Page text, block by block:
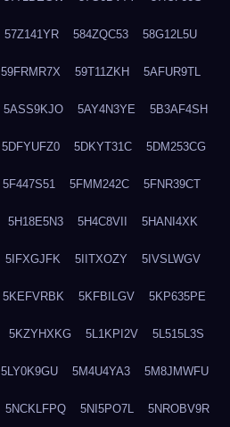
57Z141YR 584ZQC53 58G12L5U
59FRMR7X 59T11ZKH 5AFUR9TL
5ASS9KJO 5AY4N3YE 5B3AF4SH
5DFYUFZ0 5DKYT31C 5DM253CG
5F447S51 5FMM242C 5FNR39CT
5H18E5N3 5H4C8VII 5HANI4XK
5IFXGJFK 5IITXOZY 5IVSLWGV
5KEFVRBK 5KFBILGV 5KP635PE
5KZYHXKG 5L1KPI2V 5L515L3S
5LY0K9GU 5M4U4YA3 5M8JMWFU
5NCKLFPQ 5NI5PO7L 5NROBV9R